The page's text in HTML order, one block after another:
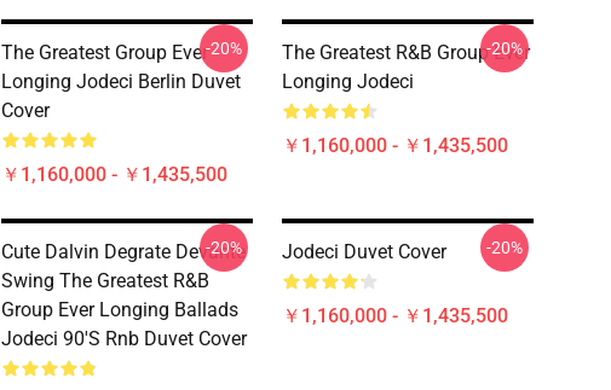
The Greatest Group Ever
Longing Jodeci Berlin Duvet
Cover
￥1,160,000 - ￥1,435,500
-20%
The Greatest R&B Group Ever
Longing Jodeci
￥1,160,000 - ￥1,435,500
-20%
Cute Dalvin Degrate Devante
Swing The Greatest R&B
Group Ever Longing Ballads
Jodeci 90's Rnb Duvet Cover
-20% Jodeci Duvet Cover
￥1,160,000 - ￥1,435,500
-20%